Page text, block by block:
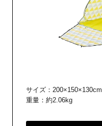
サイズ：200×150×130cm
重量：約2.06kg